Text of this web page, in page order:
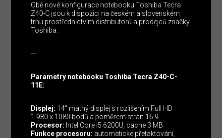
Obě nové konfigurace notebooku Toshiba Tecra
Z40-C jsou k dispozici na českém a slovenském
trhu prostřednictvím distributorů a prodejců značky
Toshiba.
—
Parametry notebooku Toshiba Tecra Z40-C-
11E:
Displej: 14″ matný displej s rozlišením Full HD
1 980 x 1080 bodů a poměrem stran 16:9
Procesor: Intel Core i5 6200U, cache 3 MB
Funkce procesoru: automatické přetaktování,